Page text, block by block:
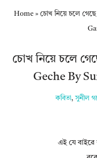
Home» চোখ নিয়ে চলে
চোখ নিয়ে চলে
Geche By
কবিতা, সুনীল
এই যে